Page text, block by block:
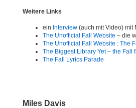
Weitere Links
ein Interview (auch mit Video) mit
The Unofficial Fall Website – die
The Unofficial Fall Website : The
The Biggest Library Yet – the Fall
The Fall Lyrics Parade
Miles Davis